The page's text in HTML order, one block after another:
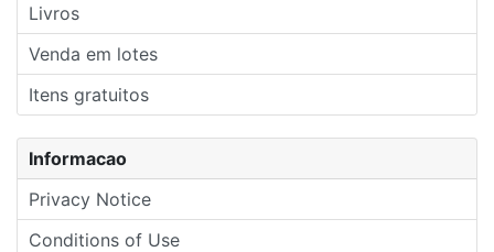
Livros
Venda em lotes
Itens gratuitos
Informacao
Privacy Notice
Conditions of Use